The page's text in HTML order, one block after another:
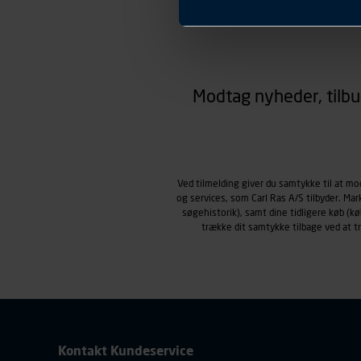
hjemmesiden ser ud eller
Carl Ras anvender
henblik på markedsføring,
personoplysninger om
Vi henviser endvidere til
personoplysninger.
Modtag nyheder,
Ved tilmelding giver du samtykke til at
og services, som Carl Ras A/S tilbyder.
søgehistorik), samt dine tidligere køb
trække dit samtykke tilbage ved at
Kontakt Kundeservice